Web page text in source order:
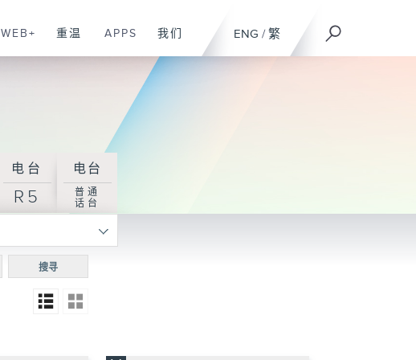
ENG / 繁
WEB+ 重温 APPS 我们
电台
R5
电台
普通
话台
搜寻